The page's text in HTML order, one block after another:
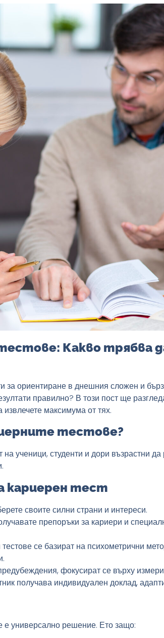
Какво трябва
за ориентиране в днешния сложен и
правилно? В този пост ще
максимума от тях.
тестове?
ученици, студенти и дори възрастни
кариерен тест
своите силни страни и интереси.
препоръки за кариери и
се базират на психометрични
фокусират се върху
получава индивидуален доклад,
е универсално решение. Ето защо: